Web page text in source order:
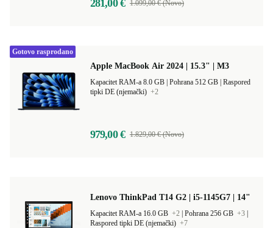
281,00 € 1.099,00 € (Novo)
Apple MacBook Air 2024 | 15.3" | M3
Raspored
tipki DE (njemački) +2
979,00 € 1.829,00 € (Novo)
Gotovo rasprodano
Lenovo ThinkPad T14 G2 | i5-1145G7 | 14"
Kapacitet RAM-a 16.0 GB +2 Pohrana 256 GB +3
Raspored tipki DE (njemački) +7